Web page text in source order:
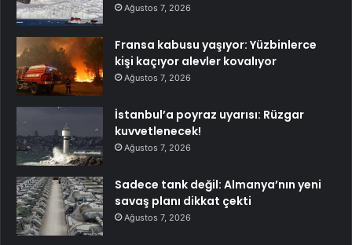
Ağustos 7, 2026
Fransa kabusu yaşıyor: Yüzbinlerce
kişi kaçıyor alevler kovalıyor
Ağustos 7, 2026
İstanbul’a poyraz uyarısı: Rüzgar
kuvvetlenecek!
Ağustos 7, 2026
Sadece tank değil: Almanya’nın yeni
savaş planı dikkat çekti
Ağustos 7, 2026